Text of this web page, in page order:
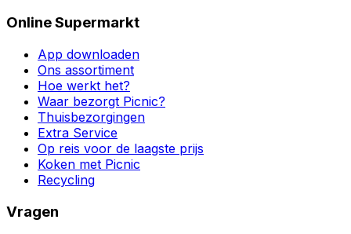
Online Supermarkt
App downloaden
Ons assortiment
Hoe werkt het?
Waar bezorgt Picnic?
Thuisbezorgingen
Extra Service
Op reis voor de laagste prijs
Koken met Picnic
Recycling
Vragen